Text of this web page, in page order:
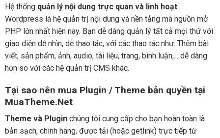
Hệ thống quản lý nội dung trực quan và linh hoạt:
Wordpress là hệ quản trị nội dung và nền tảng mã nguồn mở
PHP lớn nhất hiện nay. Bạn dễ dàng quản lý tất cả mọi thứ với
giao diện dễ nhìn, dễ thao tác, với các thao tác như: Thêm bài
viết, sản phẩm, ảnh, audio, tài liệu, trang, bình luận,... dễ dàng
hơn so với các hệ quản trị CMS khác.
Tại sao nên mua Plugin / Theme bản quyền tại
MuaTheme.Net
Theme và Plugin chúng tôi cung cấp cho bạn hoàn toàn là
bản sạch, chính hãng, được tải (hoặc getlink) trực tiếp từ